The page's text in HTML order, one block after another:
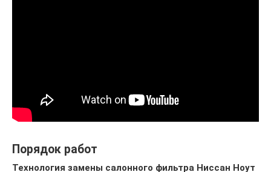
Порядок работ
Технология замены салонного фильтра Ниссан Ноут